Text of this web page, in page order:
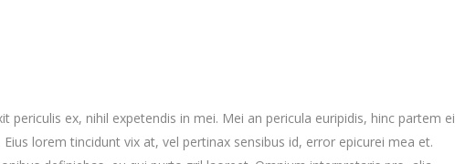
periculis ex, nihil expetendis in mei. Mei an pericula euripidis, hinc partem ei
lorem tincidunt vix at, vel pertinax sensibus id, error epicurei mea et.